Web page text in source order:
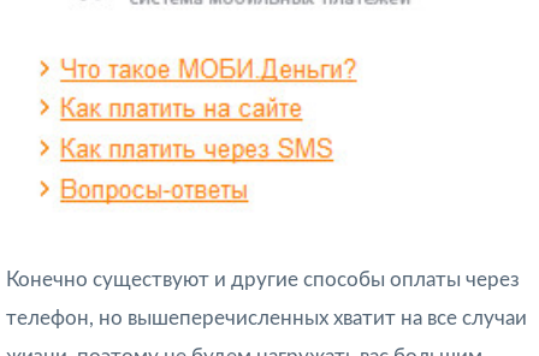
Конечно существуют и другие способы оплаты через
телефон, но вышеперечисленных хватит на все случаи